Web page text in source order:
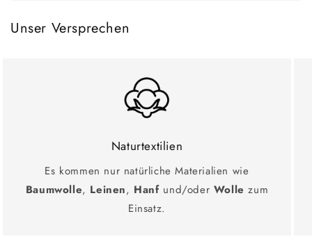
Unser Versprechen
Naturtextilien
Es kommen nur natürliche Materialien wie
Baumwolle, Leinen, Hanfund/oder Wolle zum
Einsatz.